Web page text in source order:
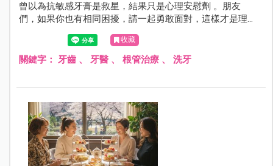
曾以為抗敏感牙膏是救星，結果只是心理安慰劑 。朋友
們，如果你也有相同困擾，請一起勇敢面對，這樣才是理
性又省錢的啊！
收藏
關鍵字： 牙齒、 牙醫、 根管治療、 洗牙